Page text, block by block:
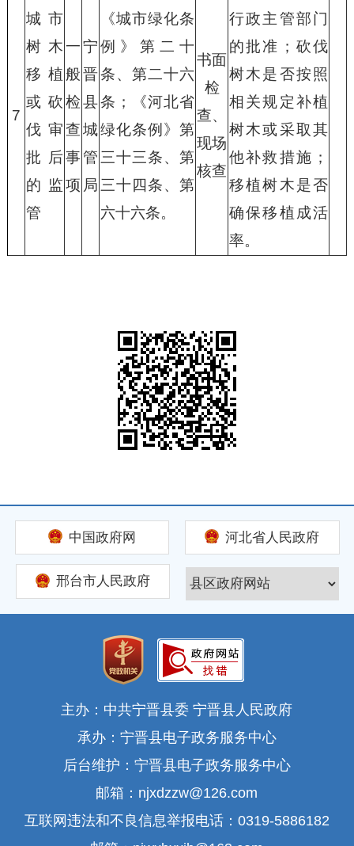
7
城市
树木
移植
或砍
伐审
批后
的监
管
一
般
检
查
事
项
宁
晋
县
城
管
局
《城市绿化条
例》第二十
条、第二十六
条；《河北省
绿化条例》第
三十三条、第
三十四条、第
六十六条。
书面
检
查、
现场
核查
行政主管部门
的批准；砍伐
树木是否按照
相关规定补植
树木或采取其
他补救措施；
移植树木是否
确保移植成活
率。
中国政府网 河北省人民政府
邢台市人民政府
主办：中共宁晋县委 宁晋县人民政府
承办：宁晋县电子政务服务中心
后台维护：宁晋县电子政务服务中心
邮箱：njxdzzw@126.com
互联网违法和不良信息举报电话：0319-5886182